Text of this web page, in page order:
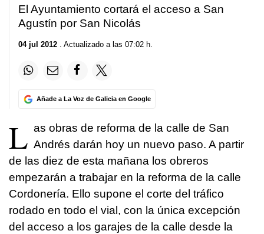
El Ayuntamiento cortará el acceso a San
Agustín por San Nicolás
04 jul 2012 . Actualizado a las 07:02 h.
Añade a La Voz de Galicia en Google
L as obras de reforma de la calle de San
Andrés darán hoy un nuevo paso. A partir
de las diez de esta mañana los obreros
empezarán a trabajar en la reforma de la calle
Cordonería. Ello supone el corte del tráfico
rodado en todo el vial, con la única excepción
del acceso a los garajes de la calle desde la